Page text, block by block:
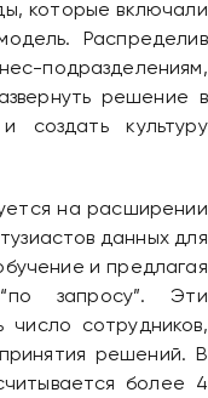
которые включали
Распределив
подразделениям,
решение в
создать культуру
на расширении
данных для
и предлагая
запросу”. Эти
число сотрудников,
решений. В
более 4